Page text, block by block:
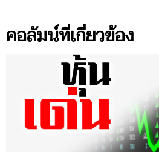
คอลัมน์ที่เกี่ยวข้อง